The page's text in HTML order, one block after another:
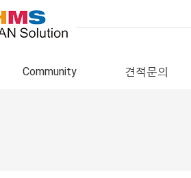
Community 견적문의